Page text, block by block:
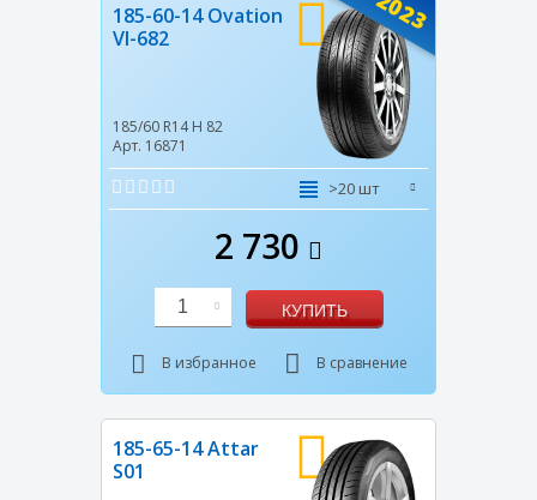
185-60-14 Ovation
VI-682
185/60 R14 H 82
Арт. 16871
>20 шт
2 730
1 КУПИТЬ
В избранное В сравнение
185-65-14 Attar
S01